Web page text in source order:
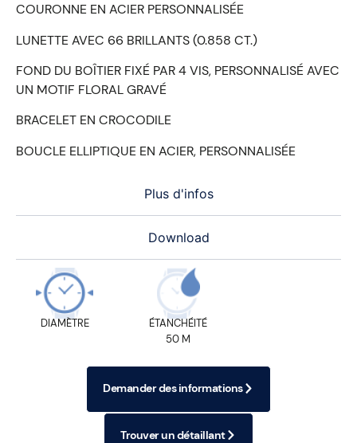
Plus d'infos
Download
COURONNE EN ACIER PERSONNALISÉE
LUNETTE AVEC 66 BRILLANTS (0.858 CT.)
FOND DU BOÎTIER FIXÉ PAR 4 VIS, PERSONNALISÉ AVEC
UN MOTIF FLORAL GRAVÉ
BRACELET EN CROCODILE
BOUCLE ELLIPTIQUE EN ACIER, PERSONNALISÉE
DIAMÈTRE
ÉTANCHÉITÉ
50 M
Demander des informations
Trouver un détaillant